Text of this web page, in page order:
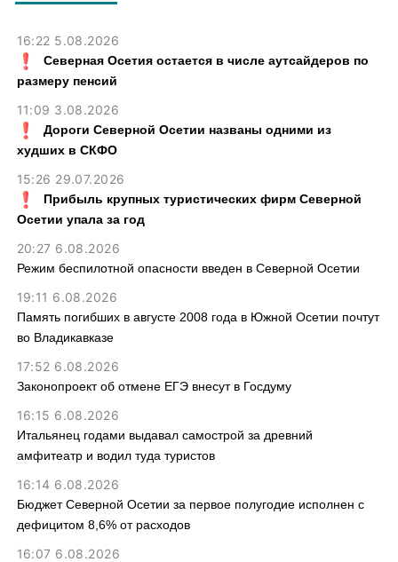
16:22 5.08.2026
Северная Осетия остается в числе аутсайдеров по
размеру пенсий
11:09 3.08.2026
Дороги Северной Осетии названы одними из
худших в СКФО
15:26 29.07.2026
Прибыль крупных туристических фирм Северной
Осетии упала за год
20:27 6.08.2026
Режим беспилотной опасности введен в Северной Осетии
19:11 6.08.2026
Память погибших в августе 2008 года в Южной Осетии почтут
во Владикавказе
17:52 6.08.2026
Законопроект об отмене ЕГЭ внесут в Госдуму
16:15 6.08.2026
Итальянец годами выдавал самострой за древний
амфитеатр и водил туда туристов
16:14 6.08.2026
Бюджет Северной Осетии за первое полугодие исполнен с
дефицитом 8,6% от расходов
16:07 6.08.2026